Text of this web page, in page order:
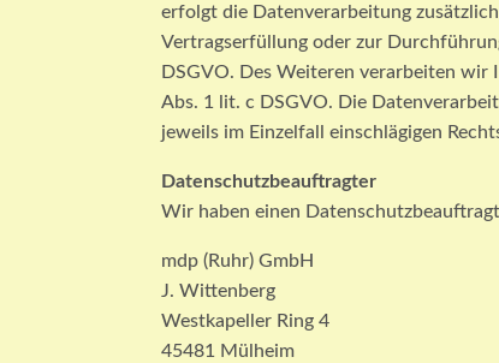
erfolgt die Datenverarbeitung
Vertragserfüllung oder zur
DSGVO. Des Weiteren verarbeiten
Abs. 1 lit. c DSGVO. Die
jeweils im Einzelfall einschlägigen
Datenschutzbeauftragter
Wir haben einen
mdp (Ruhr) GmbH
J. Wittenberg
Westkapeller Ring 4
45481 Mülheim